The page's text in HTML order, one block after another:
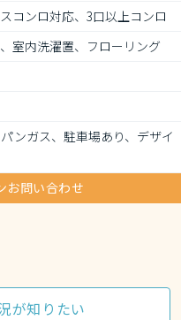
コンロ対応、3口以上コンロ
室内洗濯置、フローリング
ンガス、駐車場あり、デザイ
お問い合わせ
が知りたい